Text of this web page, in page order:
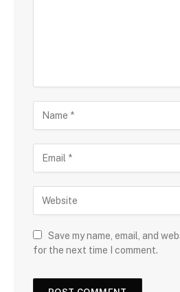
Save my name, email, and
for the next time I comment.